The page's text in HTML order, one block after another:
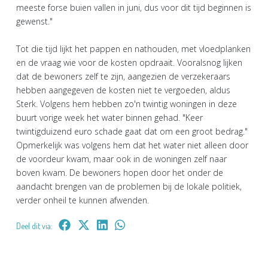
meeste forse buien vallen in juni, dus voor dit tijd beginnen is
gewenst."
Tot die tijd lijkt het pappen en nathouden, met vloedplanken
en de vraag wie voor de kosten opdraait. Vooralsnog lijken
dat de bewoners zelf te zijn, aangezien de verzekeraars
hebben aangegeven de kosten niet te vergoeden, aldus
Sterk. Volgens hem hebben zo'n twintig woningen in deze
buurt vorige week het water binnen gehad. "Keer
twintigduizend euro schade gaat dat om een groot bedrag."
Opmerkelijk was volgens hem dat het water niet alleen door
de voordeur kwam, maar ook in de woningen zelf naar
boven kwam. De bewoners hopen door het onder de
aandacht brengen van de problemen bij de lokale politiek,
verder onheil te kunnen afwenden.
Deel dit via: